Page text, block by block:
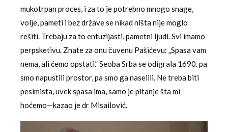
mukotrpan proces, i za to je potrebno mnogo snage,
volje, pameti i bez države se nikad ništa nije moglo
rešiti. Trebaju za to entuzijasti, pametni ljudi. Svi imamo
perpsketivu. Znate za onu čuvenu Pašićevu: „Spasa vam
nema, ali ćemo opstati.” Seoba Srba se odigrala 1690. pa
smo napustili prostor, pa smo ga naselili. Ne treba biti
pesimista, uvek spasa ima, samo je pitanje šta mi
hoćemo—kazao je dr Misailović.